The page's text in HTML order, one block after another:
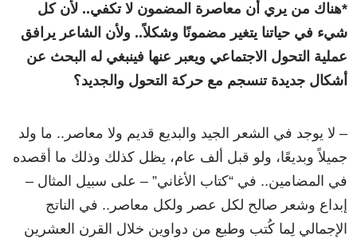
*هناك من يري أن معاصرة المضمون لا تكفي.. لأن كل
شيء في حياتنا يتغير مضمونًا وشكلاً.. ولأن الشاعر يرافق
عملية التحول الاجتماعي ويعبر عنها فينبغي له البحث عن
أشكال جديدة تنسجم مع حركة التحول والجديد؟
– لا يوجد في الشعر الجيد والبديع قديم ولا معاصر.. ما ولد
جميلاً وبديعًا، ولو قبل ألف عام، يظل كذلك وذلك ما أقصده
في المضامين.. في “كتاب الأغاني” – على سبيل المثال –
إبداع وشعر صالح لكل عصر ولكل معاصر.. في الناتج
الإجمالي لِما كُتب وطبع من دواوين خلال القرن العشرين